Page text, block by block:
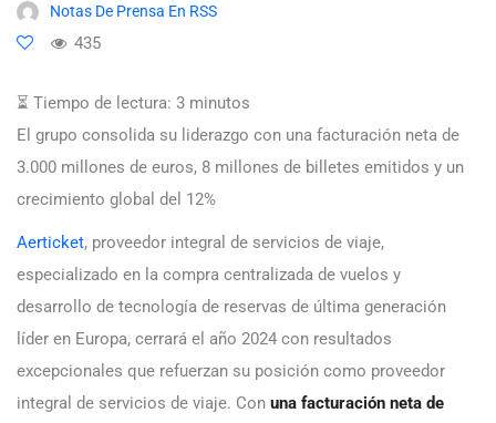
Notas De Prensa En RSS
435
⏳ Tiempo de lectura: 3 minutos
El grupo consolida su liderazgo con una facturación neta de
3.000 millones de euros, 8 millones de billetes emitidos y un
crecimiento global del 12%
Aerticket, proveedor integral de servicios de viaje,
especializado en la compra centralizada de vuelos y
desarrollo de tecnología de reservas de última generación
líder en Europa, cerrará el año 2024 con resultados
excepcionales que refuerzan su posición como proveedor
integral de servicios de viaje. Con una facturación neta de